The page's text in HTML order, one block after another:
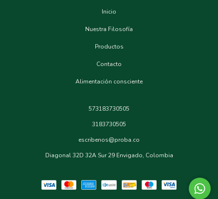
Inicio
Nuestra Filosofía
Productos
Contacto
Alimentación consciente
573183730505
3183730505
escribenos@proba.co
Diagonal 32D 32A Sur 29 Envigado, Colombia